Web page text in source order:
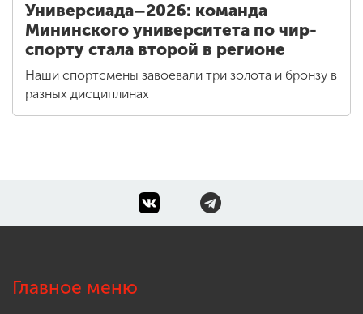
Универсиада–2026: команда
Мининского университета по чир-
спорту стала второй в регионе
Наши спортсмены завоевали три золота и бронзу в
разных дисциплинах
Главное меню